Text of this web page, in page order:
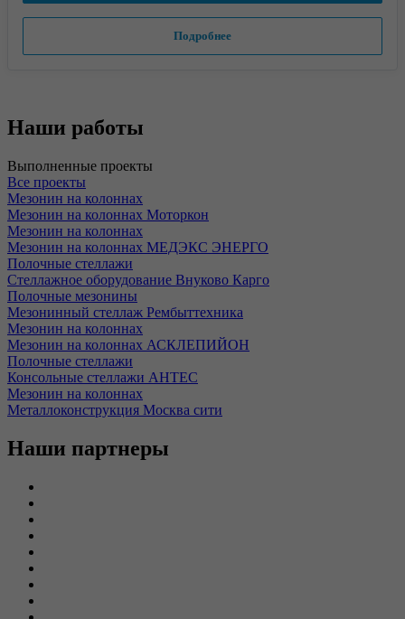
Подробнее
Наши работы
Выполненные проекты
Все проекты
Мезонин на колоннах
Мезонин на колоннах Моторкон
Мезонин на колоннах
Мезонин на колоннах МЕДЭКС ЭНЕРГО
Полочные стеллажи
Стеллажное оборудование Внуково Карго
Полочные мезонины
Мезонинный стеллаж Рембыттехника
Мезонин на колоннах
Мезонин на колоннах АСКЛЕПИЙОН
Полочные стеллажи
Консольные стеллажи АНТЕС
Мезонин на колоннах
Металлоконструкция Москва сити
Наши партнеры